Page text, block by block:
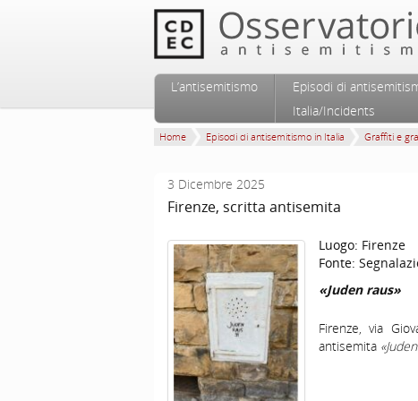
Menu principale
Vai al contenuto principale
Vai al contenuto secondario
L’antisemitismo
Episodi di
Italia/Incidents
Home Episodi di antisemitismo in Italia Graffiti e
3 Dicembre 2025
Firenze, scritta antisemita
Luogo: Firenze
Fonte:
«Juden raus»
Firenze, via
antisemita